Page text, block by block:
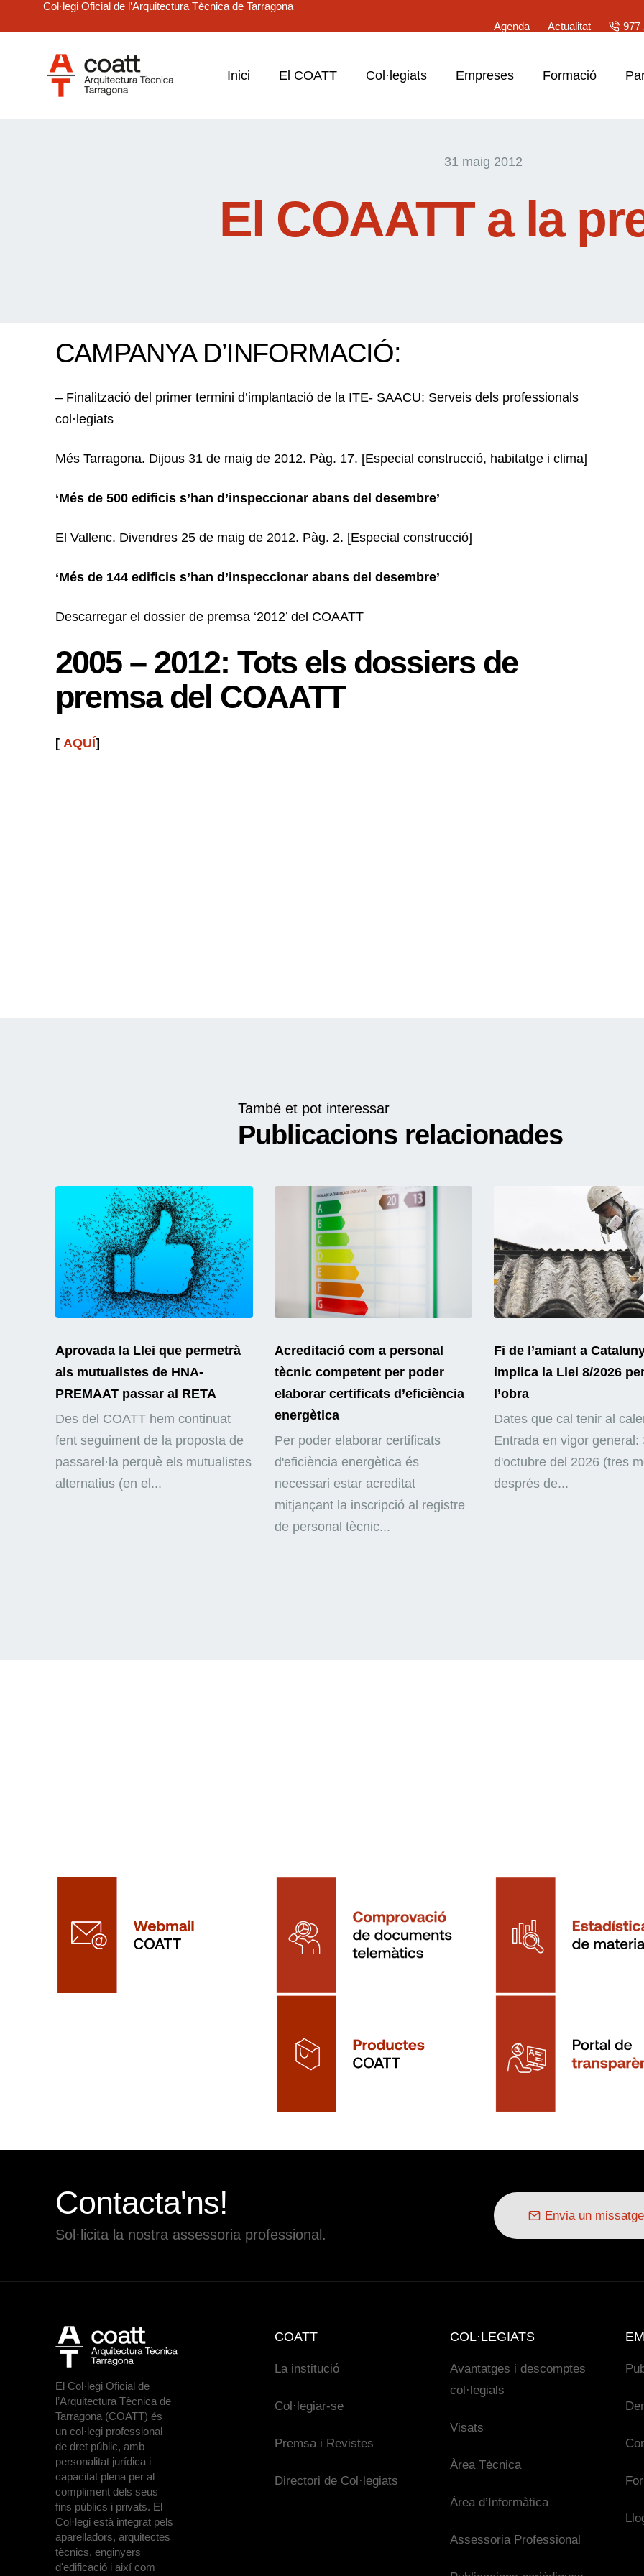
Col·legi Oficial de l’Arquitectura Tècnica de Tarragona
Agenda
Actualitat 977
Inici El COATT Col·legiats Empreses Formació
31 maig 2012
El COAATT a la
CAMPANYA D’INFORMACIÓ:
– Finalització del primer termini d’implantació de la ITE- SAACU: Serveis dels professionals
col·legiats
Més Tarragona. Dijous 31 de maig de 2012. Pàg. 17. [Especial construcció, habitatge i clima]
‘Més de 500 edificis s’han d’inspeccionar abans del desembre’
El Vallenc. Divendres 25 de maig de 2012. Pàg. 2. [Especial construcció]
‘Més de 144 edificis s’han d’inspeccionar abans del desembre’
Descarregar el dossier de premsa ‘2012’ del COAATT
2005 – 2012: Tots els dossiers de
premsa del COAATT
[ AQUÍ]
També et pot interessar
Publicacions relacionades
Aprovada la Llei que permetrà
als mutualistes de HNA-
PREMAAT passar al RETA
Des del COATT hem continuat
fent seguiment de la proposta de
passarel·la perquè els mutualistes
alternatius (en el...
Acreditació com a personal
tècnic competent per poder
elaborar certificats d’eficiència
energètica
Per poder elaborar certificats
d'eficiència energètica és
necessari estar acreditat
mitjançant la inscripció al registre
de personal tècnic...
Fi de l’amiant a
implica la Llei 8/2026
l’obra
Dates que cal tenir al
Entrada en vigor general:
d'octubre del 2026 (tres
després de...
Contacta'ns!
Sol·licita la nostra assessoria professional.
Envia un missatge
El Col·legi Oficial de
l’Arquitectura Tècnica de
Tarragona (COATT) és
un col·legi professional
de dret públic, amb
personalitat jurídica i
capacitat plena per al
compliment dels seus
fins públics i privats. El
Col·legi està integrat pels
aparelladors, arquitectes
tècnics, enginyers
d'edificació i així com
COATT
La institució
Col·legiar-se
Premsa i Revistes
Directori de Col·legiats
COL·LEGIATS
Avantatges i descomptes
col·legials
Visats
Àrea Tècnica
Àrea d’Informàtica
Assessoria Professional